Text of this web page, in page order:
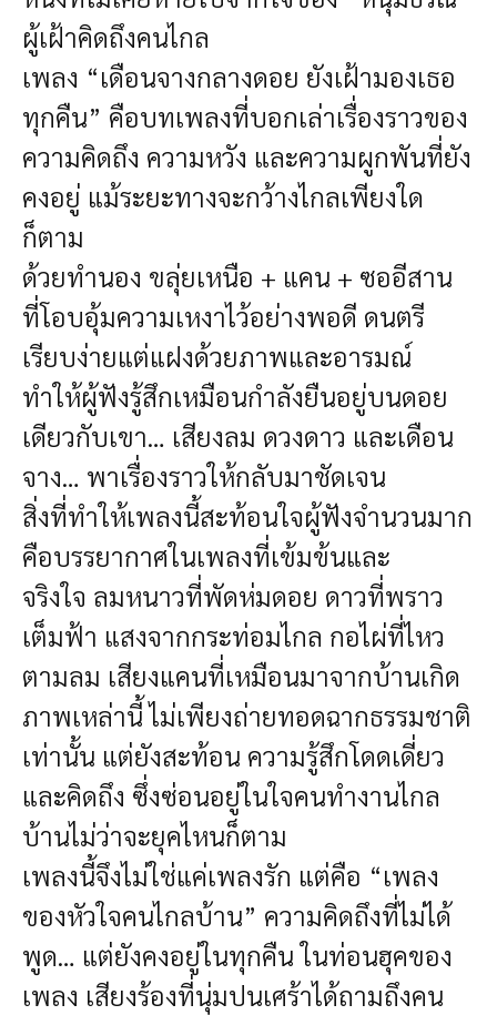
ผู้เฝ้าคิดถึงคนไกล
เพลง “เดือนจางกลางดอย ยังเฝ้ามองเธอ
ทุกคืน” คือบทเพลงที่บอกเล่าเรื่องราวของ
ความคิดถึง ความหวัง และความผูกพันที่ยัง
คงอยู่ แม้ระยะทางจะกว้างไกลเพียงใด
ก็ตาม
ด้วยทำนอง ขลุ่ยเหนือ + แคน + ซออีสาน
ที่โอบอุ้มความเหงาไว้อย่างพอดี ดนตรี
เรียบง่ายแต่แฝงด้วยภาพและอารมณ์
ทำให้ผู้ฟังรู้สึกเหมือนกำลังยืนอยู่บนดอย
เดียวกับเขา… เสียงลม ดวงดาว และเดือน
จาง… พาเรื่องราวให้กลับมาชัดเจน
สิ่งที่ทำให้เพลงนี้สะท้อนใจผู้ฟังจำนวนมาก
คือบรรยากาศในเพลงที่เข้มข้นและ
จริงใจ ลมหนาวที่พัดห่มดอย ดาวที่พราว
เต็มฟ้า แสงจากกระท่อมไกล กอไผ่ที่ไหว
ตามลม เสียงแคนที่เหมือนมาจากบ้านเกิด
ภาพเหล่านี้ ไม่เพียงถ่ายทอดฉากธรรมชาติ
เท่านั้น แต่ยังสะท้อน ความรู้สึกโดดเดี่ยว
และคิดถึง ซึ่งซ่อนอยู่ในใจคนทำงานไกล
บ้านไม่ว่าจะยุคไหนก็ตาม
เพลงนี้จึงไม่ใช่แค่เพลงรัก แต่คือ “เพลง
ของหัวใจคนไกลบ้าน” ความคิดถึงที่ไม่ได้
พูด… แต่ยังคงอยู่ในทุกคืนในท่อนฮุคของ
เพลง เสียงร้องที่นุ่มปนเศร้าได้ถามถึงคน